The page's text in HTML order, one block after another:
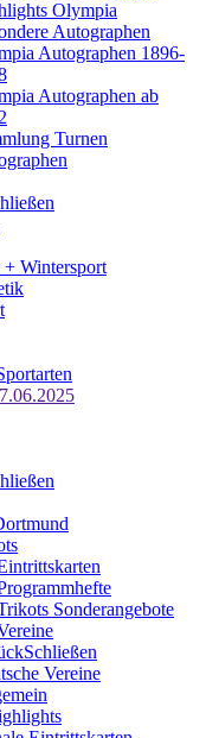
Olympia
Autographen
Autographen 1896-
Autographen ab
Turnen
Wintersport
Sonderangebote
Schließen
Vereine